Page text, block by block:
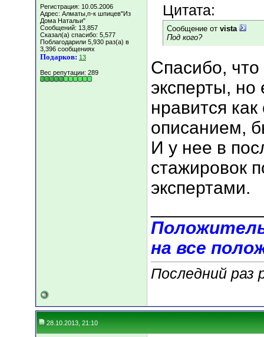
Регистрация: 10.05.2006
Адрес: Алматы,п-к шпицев"Из
Дома Натальи"
Сообщений: 13,857
Сказал(а) спасибо: 5,577
Поблагодарили 5,930 раз(а) в
3,396 сообщениях
Подарков: 13
Вес репутации: 289
Цитата:
Сообщение от vista
Под кого?
Спасибо,
эксперты, но
нравится
описанием,
И у нее в
стажировок
экспертами.
на все
Последний раз
28.10.2013, 21:10